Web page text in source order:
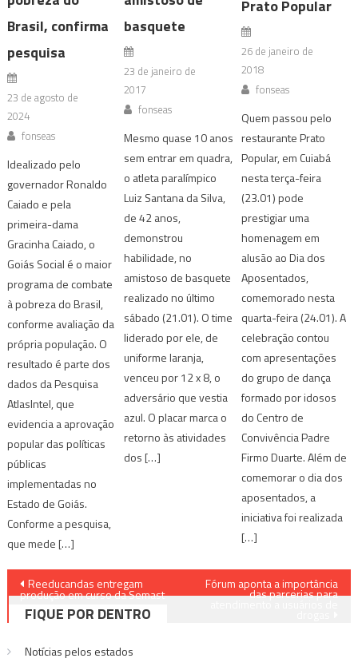
Brasil, confirma
pesquisa
23 de agosto de
2024
fonseas
Idealizado pelo
governador Ronaldo
Caiado e pela
primeira-dama
Gracinha Caiado, o
Goiás Social é o maior
programa de combate
à pobreza do Brasil,
conforme avaliação da
própria população. O
resultado é parte dos
dados da Pesquisa
AtlasIntel, que
evidencia a aprovação
popular das políticas
públicas
implementadas no
Estado de Goiás.
Conforme a pesquisa,
que mede […]
basquete
23 de janeiro de
2017
fonseas
Mesmo quase 10 anos
sem entrar em quadra,
o atleta paralímpico
Luiz Santana da Silva,
de 42 anos,
demonstrou
habilidade, no
amistoso de basquete
realizado no último
sábado (21.01). O time
liderado por ele, de
uniforme laranja,
venceu por 12 x 8, o
adversário que vestia
azul. O placar marca o
retorno às atividades
dos […]
Prato Popular
26 de janeiro de
2018
fonseas
Quem passou pelo
restaurante Prato
Popular, em Cuiabá
nesta terça-feira
(23.01) pode
prestigiar uma
homenagem em
alusão ao Dia dos
Aposentados,
comemorado nesta
quarta-feira (24.01). A
celebração contou
com apresentações
do grupo de dança
formado por idosos
do Centro de
Convivência Padre
Firmo Duarte. Além de
comemorar o dia dos
aposentados, a
iniciativa foi realizada
[…]
Navegação
de
Post
Reeducandas entregam
produção em curso da Semast
Fórum aponta a importância
das parcerias para
FIQUE POR DENTRO
Notícias pelos estados